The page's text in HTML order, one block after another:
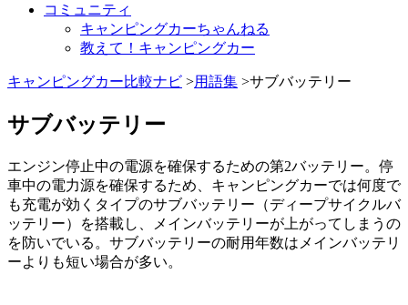
コミュニティ
キャンピングカーちゃんねる
教えて！キャンピングカー
キャンピングカー比較ナビ >用語集 >サブバッテリー
サブバッテリー
エンジン停止中の電源を確保するための第2バッテリー。停
車中の電力源を確保するため、キャンピングカーでは何度で
も充電が効くタイプのサブバッテリー（ディープサイクルバ
ッテリー）を搭載し、メインバッテリーが上がってしまうの
を防いでいる。サブバッテリーの耐用年数はメインバッテリ
ーよりも短い場合が多い。